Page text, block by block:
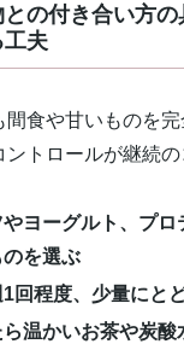
の付き合い方の
工夫
間食や甘いものを
トロールが継続の
ヨーグルト、プ
を選ぶ
回程度、少量にと
温かいお茶や炭酸